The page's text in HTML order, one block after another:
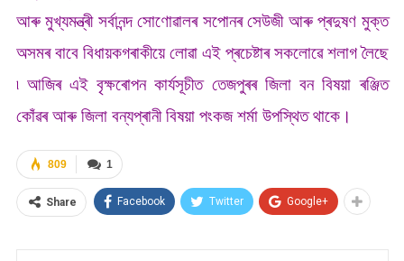
আৰু মুখ্যমন্ত্ৰী সৰ্বানন্দ সোণোৱালৰ সপোনৰ সেউজী আৰু প্ৰদুষণ মুক্ত
অসমৰ বাবে বিধায়কগৰাকীয়ে লোৱা এই প্ৰচেষ্টাৰ সকলোৱে শলাগ লৈছে
৷ আজিৰ এই বৃক্ষৰোপন কাৰ্যসূচীত তেজপুৰৰ জিলা বন বিষয়া ৰঞ্জিত
কোঁৱৰ আৰু জিলা বন্যপ্ৰানী বিষয়া পংকজ শৰ্মা উপস্থিত থাকে।
1
809
Share Facebook Twitter Google+